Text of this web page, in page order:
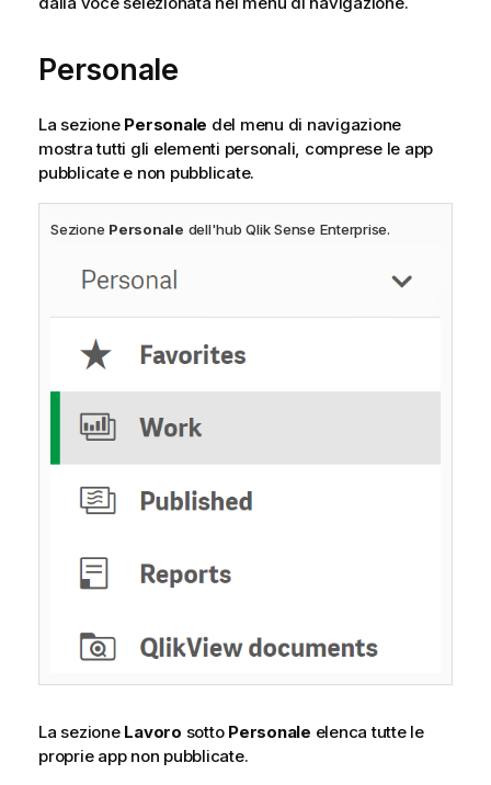
Personale
La sezione Personale del menu di navigazione
mostra tutti gli elementi personali, comprese le app
pubblicate e non pubblicate.
Sezione Personale dell'hubQlik Sense Enterprise.
La sezione Lavoro sotto Personale elenca tutte le
proprie app non pubblicate.